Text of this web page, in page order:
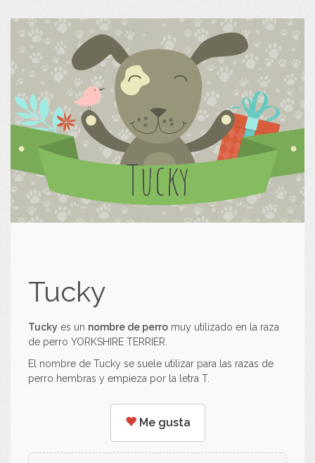
Tucky
Tucky
Tucky es un nombre de perro muy utilizado en la raza
de perro YORKSHIRE TERRIER.
El nombre de Tucky se suele utilizar para las razas de
perro hembras y empieza por la letra T.
Me gusta